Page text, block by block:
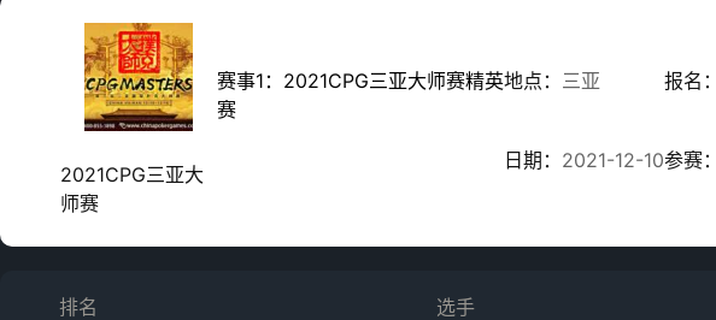
2021CPG三亚大
师赛
赛事1：2021CPG三亚大师赛精英
赛
地点： 三亚
日期： 2021-12-10
报名：
参赛：
排名 选手